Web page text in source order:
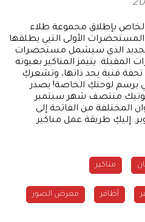
الخاص بإطلاق مجموعة طلاء
الأولى التيي يطلقها
الذي سيشمل مستحضرات
المقبلة. يتيمز المناكير بعبوته
فنية بحد ذاتها، وتشعركِ
برسم لوحتكِ الخاصة! يصدر
البوتيك منتصف شهر سبتمبر
المختلفة من الفاتحة إلى
والفاقعة بتاريخ 1 أكتوبر. إليكِ طريقة عمل مناكير
مناكير
أظافر معرض الصور